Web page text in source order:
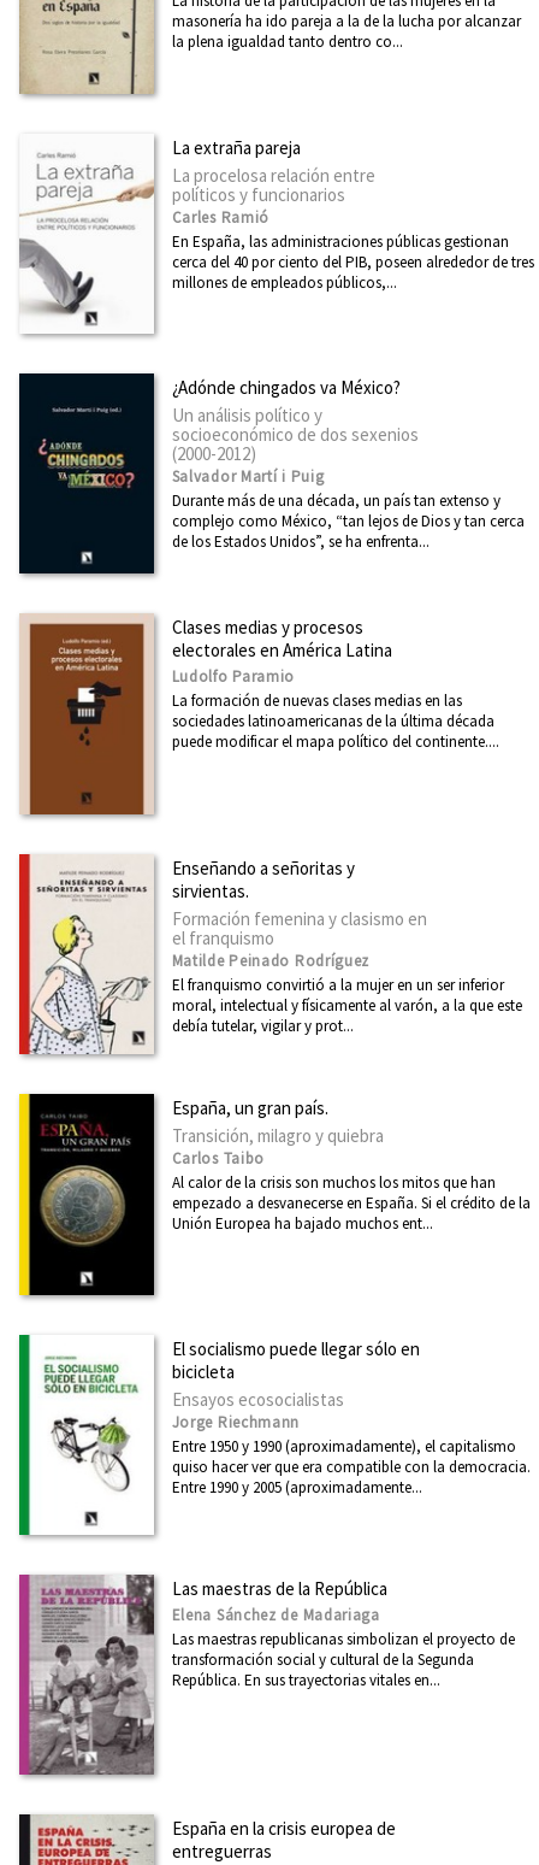
masonería ha ido pareja a la de la lucha por alcanzar
la plena igualdad tanto dentro co...
La extraña pareja
La procelosa relación entre
políticos y funcionarios
Carles Ramió
En España, las administraciones públicas gestionan
cerca del 40 por ciento del PIB, poseen alrededor de tres
millones de empleados públicos,...
¿Adónde chingados va México?
Un análisis político y
socioeconómico de dos sexenios
(2000-2012)
Salvador Martí i Puig
Durante más de una década, un país tan extenso y
complejo como México, “tan lejos de Dios y tan cerca
de los Estados Unidos”, se ha enfrenta...
Clases medias y procesos
electorales en América Latina
Ludolfo Paramio
La formación de nuevas clases medias en las
sociedades latinoamericanas de la última década
puede modificar el mapa político del continente....
Enseñando a señoritas y
sirvientas.
Formación femenina y clasismo en
el franquismo
Matilde Peinado Rodríguez
El franquismo convirtió a la mujer en un ser inferior
moral, intelectual y físicamente al varón, a la que este
debía tutelar, vigilar y prot...
España, un gran país.
Transición, milagro y quiebra
Carlos Taibo
Al calor de la crisis son muchos los mitos que han
empezado a desvanecerse en España. Si el crédito de la
Unión Europea ha bajado muchos ent...
El socialismo puede llegar sólo en
bicicleta
Ensayos ecosocialistas
Jorge Riechmann
Entre 1950 y 1990 (aproximadamente), el capitalismo
quiso hacer ver que era compatible con la democracia.
Entre 1990 y 2005 (aproximadamente...
Las maestras de la República
Elena Sánchez de Madariaga
Las maestras republicanas simbolizan el proyecto de
transformación social y cultural de la Segunda
República. En sus trayectorias vitales en...
España en la crisis europea de
entreguerras